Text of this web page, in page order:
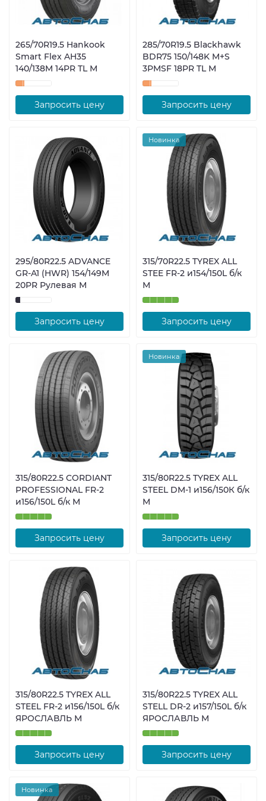
265/70R19.5 Hankook
Smart Flex AH35
140/138M 14PR TL М
Запросить цену
285/70R19.5 Blackhawk
BDR75 150/148K M+S
3PMSF 18PR TL М
Запросить цену
295/80R22.5 ADVANCE
GR-A1 (HWR) 154/149M
20PR Рулевая М
Запросить цену
Новинка
315/70R22.5 TYREX ALL
STEE FR-2 и154/150L б/к
М
Запросить цену
315/80R22.5 CORDIANT
PROFESSIONAL FR-2
и156/150L б/к М
Запросить цену
Новинка
315/80R22.5 TYREX ALL
STEEL DM-1 и156/150К б/к
М
Запросить цену
315/80R22.5 TYREX ALL
STEEL FR-2 и156/150L б/к
ЯРОСЛАВЛЬ М
Запросить цену
315/80R22.5 TYREX ALL
STELL DR-2 и157/150L б/к
ЯРОСЛАВЛЬ М
Запросить цену
Новинка